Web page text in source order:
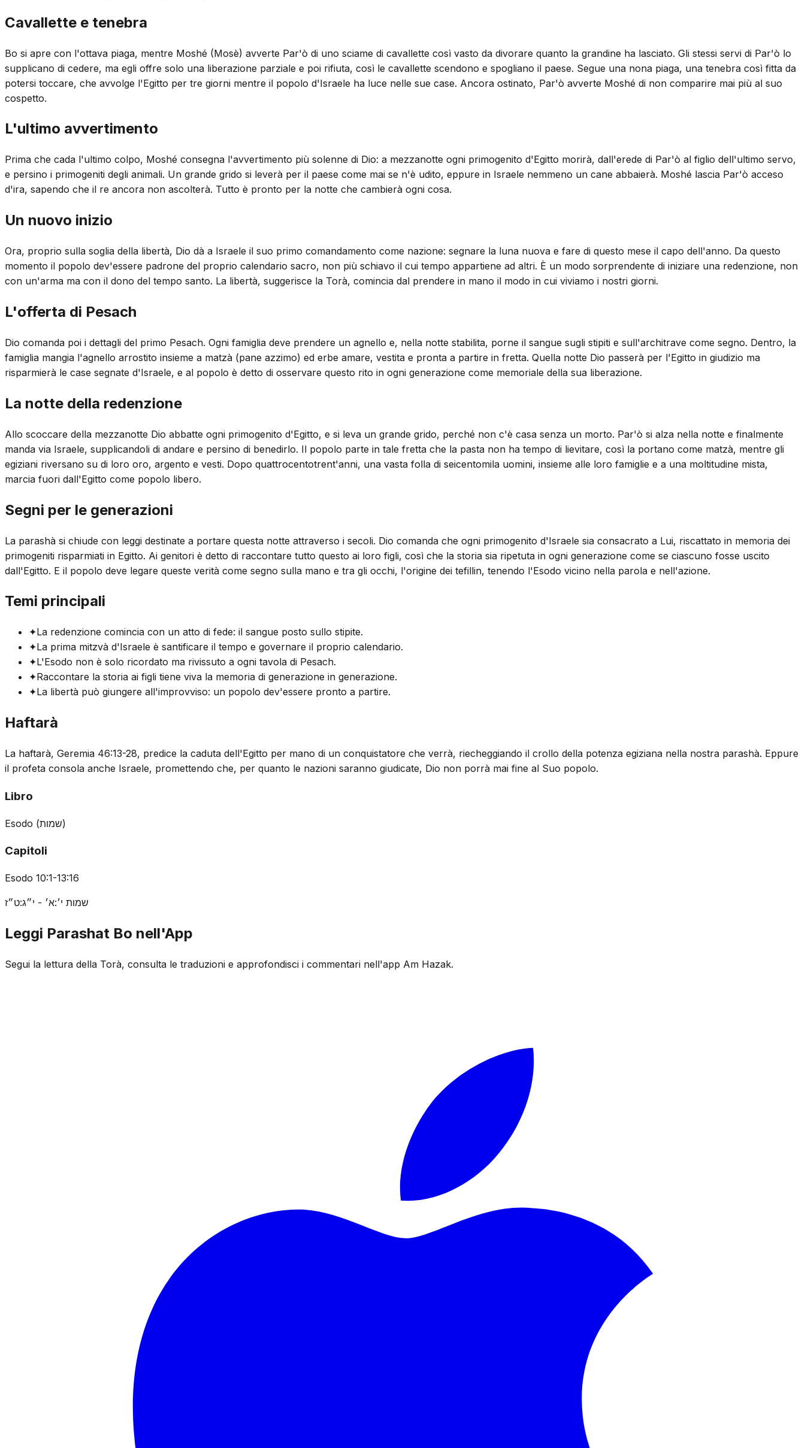
Cavallette e tenebra
Bo si apre con l'ottava piaga, mentre Moshé (Mosè) avverte Par'ò di uno sciame di cavallette così vasto da divorare quanto la grandine ha lasciato. Gli stessi servi di Par'ò lo
supplicano di cedere, ma egli offre solo una liberazione parziale e poi rifiuta, così le cavallette scendono e spogliano il paese. Segue una nona piaga, una tenebra così fitta da
potersi toccare, che avvolge l'Egitto per tre giorni mentre il popolo d'Israele ha luce nelle sue case. Ancora ostinato, Par'ò avverte Moshé di non comparire mai più al suo
cospetto.
L'ultimo avvertimento
Prima che cada l'ultimo colpo, Moshé consegna l'avvertimento più solenne di Dio: a mezzanotte ogni primogenito d'Egitto morirà, dall'erede di Par'ò al figlio dell'ultimo servo,
e persino i primogeniti degli animali. Un grande grido si leverà per il paese come mai se n'è udito, eppure in Israele nemmeno un cane abbaierà. Moshé lascia Par'ò acceso
d'ira, sapendo che il re ancora non ascolterà. Tutto è pronto per la notte che cambierà ogni cosa.
Un nuovo inizio
Ora, proprio sulla soglia della libertà, Dio dà a Israele il suo primo comandamento come nazione: segnare la luna nuova e fare di questo mese il capo dell'anno. Da questo
momento il popolo dev'essere padrone del proprio calendario sacro, non più schiavo il cui tempo appartiene ad altri. È un modo sorprendente di iniziare una redenzione, non
con un'arma ma con il dono del tempo santo. La libertà, suggerisce la Torà, comincia dal prendere in mano il modo in cui viviamo i nostri giorni.
L'offerta di Pesach
Dio comanda poi i dettagli del primo Pesach. Ogni famiglia deve prendere un agnello e, nella notte stabilita, porne il sangue sugli stipiti e sull'architrave come segno. Dentro, la
famiglia mangia l'agnello arrostito insieme a matzà (pane azzimo) ed erbe amare, vestita e pronta a partire in fretta. Quella notte Dio passerà per l'Egitto in giudizio ma
risparmierà le case segnate d'Israele, e al popolo è detto di osservare questo rito in ogni generazione come memoriale della sua liberazione.
La notte della redenzione
Allo scoccare della mezzanotte Dio abbatte ogni primogenito d'Egitto, e si leva un grande grido, perché non c'è casa senza un morto. Par'ò si alza nella notte e finalmente
manda via Israele, supplicandoli di andare e persino di benedirlo. Il popolo parte in tale fretta che la pasta non ha tempo di lievitare, così la portano come matzà, mentre gli
egiziani riversano su di loro oro, argento e vesti. Dopo quattrocentotrent'anni, una vasta folla di seicentomila uomini, insieme alle loro famiglie e a una moltitudine mista,
marcia fuori dall'Egitto come popolo libero.
Segni per le generazioni
La parashà si chiude con leggi destinate a portare questa notte attraverso i secoli. Dio comanda che ogni primogenito d'Israele sia consacrato a Lui, riscattato in memoria dei
primogeniti risparmiati in Egitto. Ai genitori è detto di raccontare tutto questo ai loro figli, così che la storia sia ripetuta in ogni generazione come se ciascuno fosse uscito
dall'Egitto. E il popolo deve legare queste verità come segno sulla mano e tra gli occhi, l'origine dei tefillin, tenendo l'Esodo vicino nella parola e nell'azione.
Temi principali
✦La redenzione comincia con un atto di fede: il sangue posto sullo stipite.
✦La prima mitzvà d'Israele è santificare il tempo e governare il proprio calendario.
✦L'Esodo non è solo ricordato ma rivissuto a ogni tavola di Pesach.
✦Raccontare la storia ai figli tiene viva la memoria di generazione in generazione.
✦La libertà può giungere all'improvviso: un popolo dev'essere pronto a partire.
Haftarà
La haftarà, Geremia 46:13-28, predice la caduta dell'Egitto per mano di un conquistatore che verrà, riecheggiando il crollo della potenza egiziana nella nostra parashà. Eppure
il profeta consola anche Israele, promettendo che, per quanto le nazioni saranno giudicate, Dio non porrà mai fine al Suo popolo.
Libro
Esodo (שמות)
Capitoli
Esodo 10:1-13:16
שמות י׳:א׳ - י״ג:ט״ז
Leggi Parashat Bo nell'App
Segui la lettura della Torà, consulta le traduzioni e approfondisci i commentari nell'app Am Hazak.